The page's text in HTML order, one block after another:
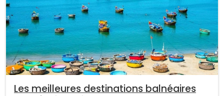
Les meilleures destinations balnéaires